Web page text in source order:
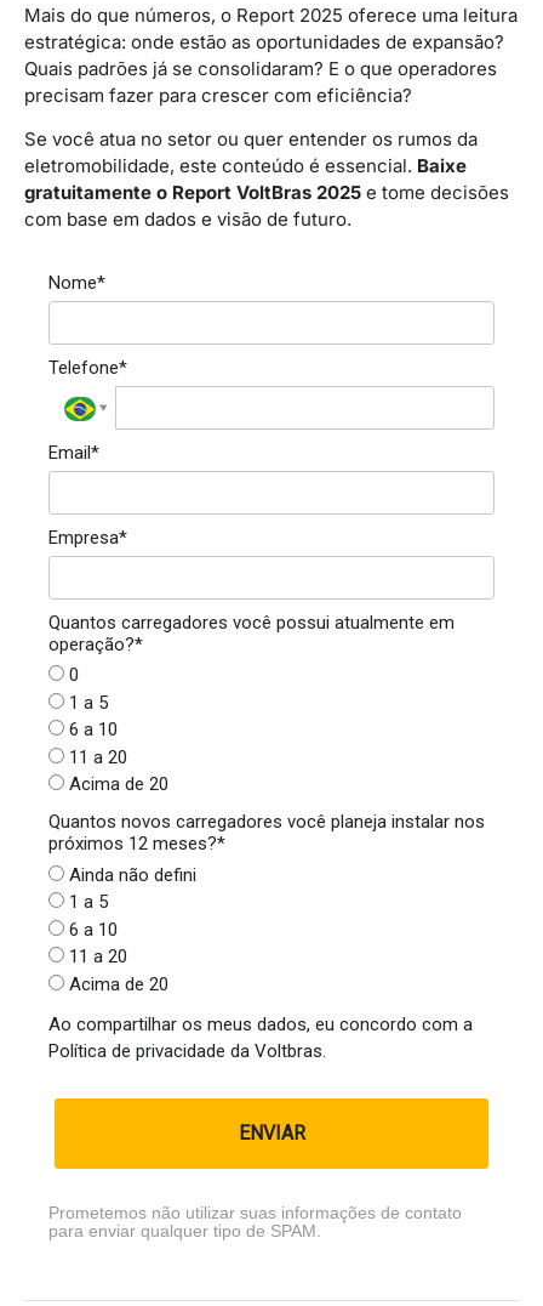
Mais do que números, o Report 2025 oferece uma leitura
estratégica: onde estão as oportunidades de expansão?
Quais padrões já se consolidaram? E o que operadores
precisam fazer para crescer com eficiência?
Se você atua no setor ou quer entender os rumos da
eletromobilidade, este conteúdo é essencial. Baixe
gratuitamente o Report VoltBras 2025 e tome decisões
com base em dados e visão de futuro.
Nome*
Telefone*
Email*
Empresa*
Quantos carregadores você possui atualmente em
operação?*
0
1 a 5
6 a 10
11 a 20
Acima de 20
Quantos novos carregadores você planeja instalar nos
próximos 12 meses?*
Ainda não defini
1 a 5
6 a 10
11 a 20
Acima de 20
Ao compartilhar os meus dados, eu concordo com a
Política de privacidade da Voltbras.
ENVIAR
Prometemos não utilizar suas informações de contato
para enviar qualquer tipo de SPAM.